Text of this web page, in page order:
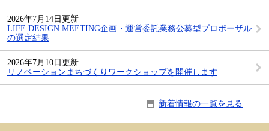
2026年7月14日更新
LIFE DESIGN MEETING企画・運営委託業務公募型プロポーザル
の選定結果
2026年7月10日更新
リノベーションまちづくりワークショップを開催します
新着情報の一覧を見る